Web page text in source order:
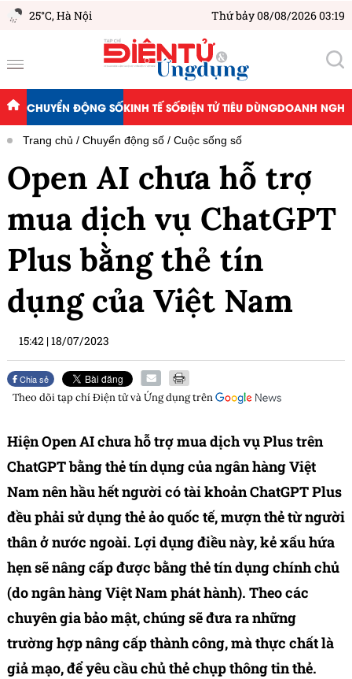
25°C,Hà Nội Thứ bảy 08/08/2026 03:19
CHUYỂN ĐỘNG SỐKINH TẾ SỐĐIỆN TỬ TIÊU DÙNGDOANH
Trang chủ Chuyển động số Cuộc sống số
Open AI chưa hỗ trợ
mua dịch vụ ChatGPT
Plus bằng thẻ tín
dụng của Việt Nam
15:42 |18/07/2023
Chia sẻ
Theo dõi tạp chíĐiện tử và Ứng dụngtrên
Hiện Open AI chưa hỗ trợ mua dịch vụ Plus trên
ChatGPT bằng thẻ tín dụng của ngân hàng Việt
Nam nên hầu hết người có tài khoản ChatGPT Plus
đều phải sử dụng thẻ ảo quốc tế, mượn thẻ từ người
thân ở nước ngoài. Lợi dụng điều này, kẻ xấu hứa
hẹn sẽ nâng cấp được bằng thẻ tín dụng chính chủ
(do ngân hàng Việt Nam phát hành). Theo các
chuyên gia bảo mật, chúng sẽ đưa ra những
trường hợp nâng cấp thành công, mà thực chất là
giả mạo, để yêu cầu chủ thẻ chụp thông tin thẻ.